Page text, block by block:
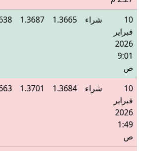
10
فبراير
2026
9:01
ص
شراء 1.3665
1.3687
10
فبراير
2026
1:49
ص
شراء 1.3684
1.3701